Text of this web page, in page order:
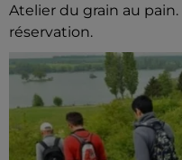
Atelier du grain au
réservation.